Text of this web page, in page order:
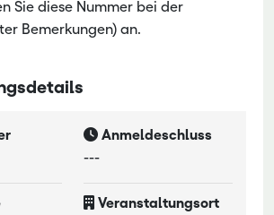
Sie diese Nummer bei der
Bemerkungen) an.
Anmeldeschluss
---
Veranstaltungsort